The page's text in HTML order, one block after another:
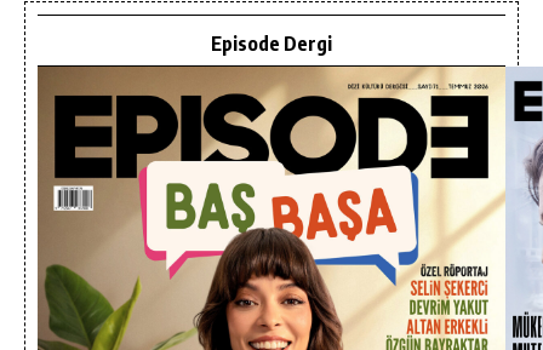
Episode Dergi